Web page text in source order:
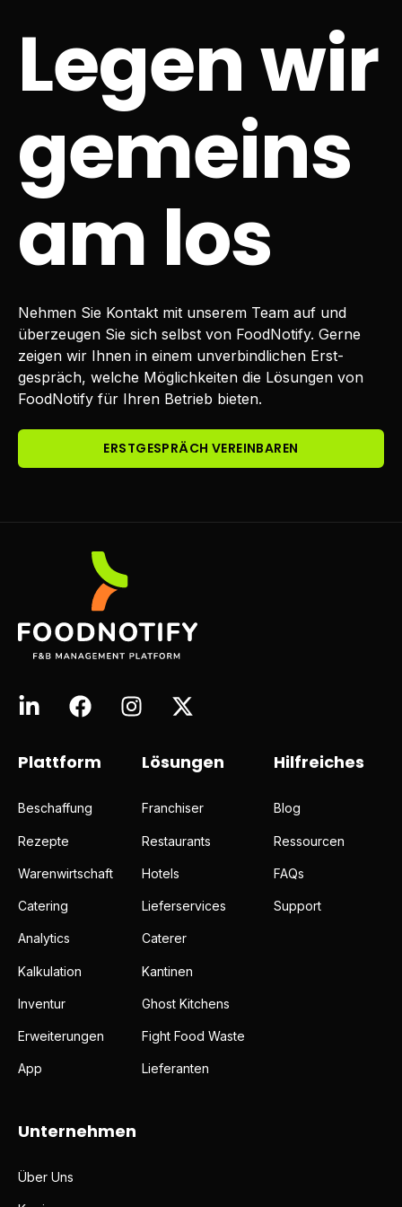
Legen wir
gemeins
am los
Nehmen Sie Kontakt mit unserem Team auf und
überzeugen Sie sich selbst von FoodNotify. Gerne
zeigen wir Ihnen in einem unverbindlichen Erst­
gespräch, welche Möglichkeiten die Lösungen von
FoodNotify für Ihren Betrieb bieten.
ERSTGESPRÄCH VEREINBAREN
Plattform
Beschaffung
Rezepte
Warenwirtschaft
Catering
Analytics
Kalkulation
Inventur
Erweiterungen
App
Lösungen
Franchiser
Restaurants
Hotels
Lieferservices
Caterer
Kantinen
Ghost Kitchens
Fight Food Waste
Lieferanten
Hilfreiches
Blog
Ressourcen
FAQs
Support
Unternehmen
Über Uns